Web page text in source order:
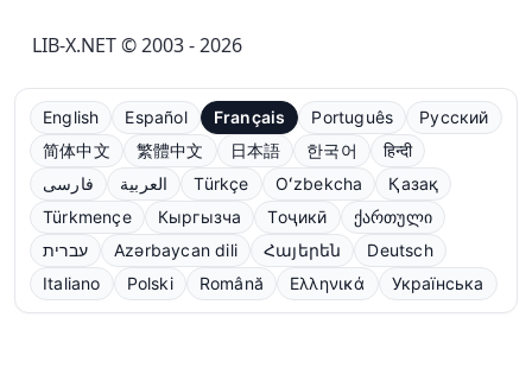
LIB-X.NET © 2003 - 2026
English Español Français Português
Русский
简体中文
繁體中文 日本語 한국어
हिन्दी
فارسی
العربية Türkçe Oʻzbekcha
Қазақ
Türkmençe
Кыргызча Тоҷикӣ
ქართული
עברית
Azərbaycan dili Հայերեն
Deutsch
Italiano
Polski Română Ελληνικά Українська